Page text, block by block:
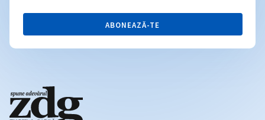
ABONEAZĂ-TE